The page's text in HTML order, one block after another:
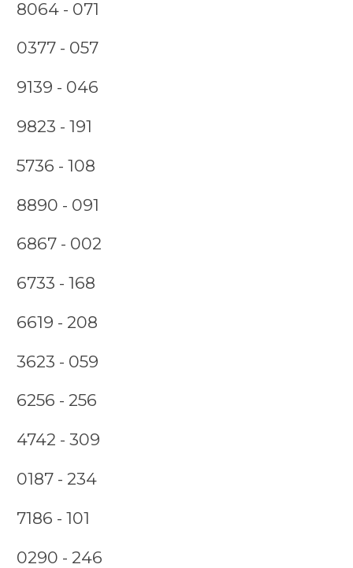
8064 - 071
0377 - 057
9139 - 046
9823 - 191
5736 - 108
8890 - 091
6867 - 002
6733 - 168
6619 - 208
3623 - 059
6256 - 256
4742 - 309
0187 - 234
7186 - 101
0290 - 246